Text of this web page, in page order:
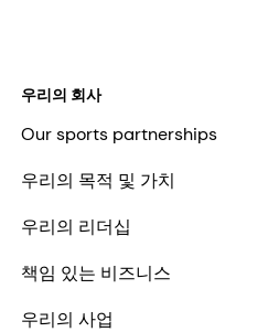
우리의 회사
Our sports partnerships
우리의 목적 및 가치
우리의 리더십
책임 있는 비즈니스
우리의 사업